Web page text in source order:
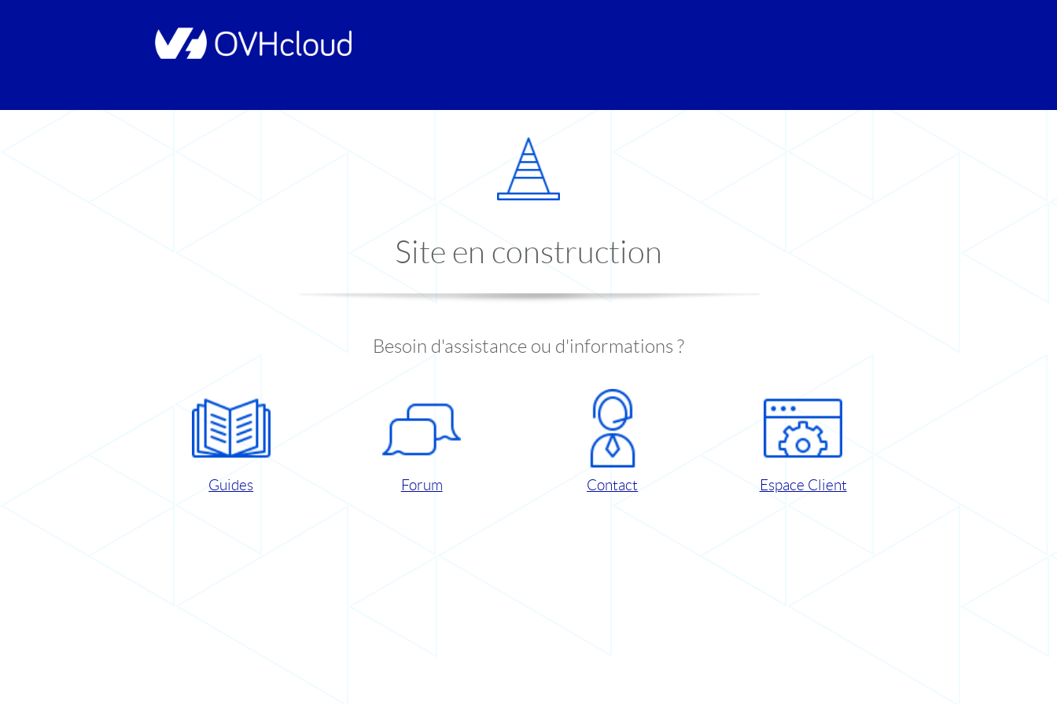
Site en construction
Besoin d'assistance ou d'informations ?
Guides Forum Contact Espace Client